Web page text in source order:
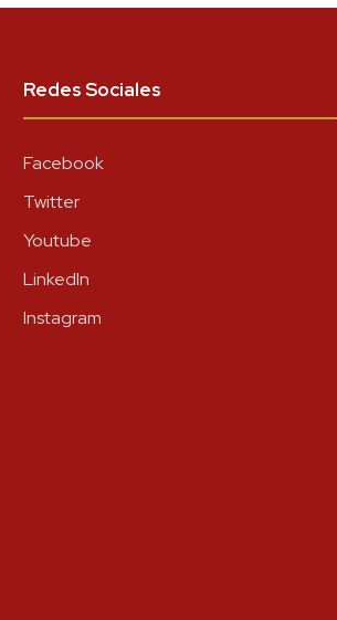
Redes Sociales
Facebook
Twitter
Youtube
LinkedIn
Instagram